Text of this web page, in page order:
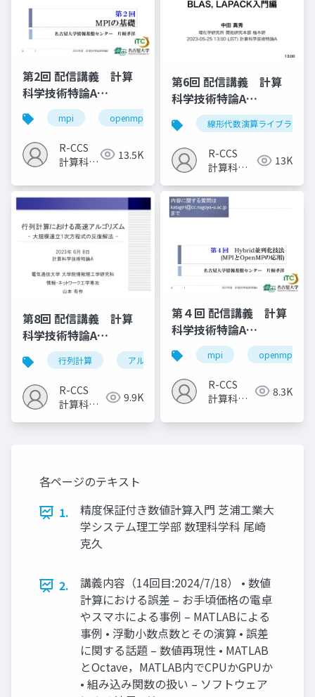
第2回 配信講義 計算
科学技術特論A
（2023）
mpi openmp 計算科学 高性能計算技術
R-CCS
計算科学
室
13.5K
第6回 配信講義 計算
科学技術特論A
（2023）線形代数演算ライブラリ
R-CCS
計算科学
室
13K
第8回 配信講義 計算
科学技術特論A
（2023）行列計算 アルゴリズム 計算科学技術
R-CCS
計算科学
9.9K
第４回 配信講義 計算
科学技術特論A
（2023）
mpi openmp
R-CCS
計算科学
室
8.3K
各ページのテキスト
1.
精度保証付き数値計算入門 芝浦工業大
学システム理工学部 数理科学科 尾崎
克久
2.
講義内容（14回目:2024/7/18） • 数値
計算における誤差 – お手頃価格の電卓
やスマホによる事例 – MATLABによる
事例 • 浮動小数点数とその演算 • 誤差
に関する話題 – 数値再現性 • MATLAB
とOctave，MATLAB内でCPUかGPUか
• 組み込み関数の扱い – ソフトウェア